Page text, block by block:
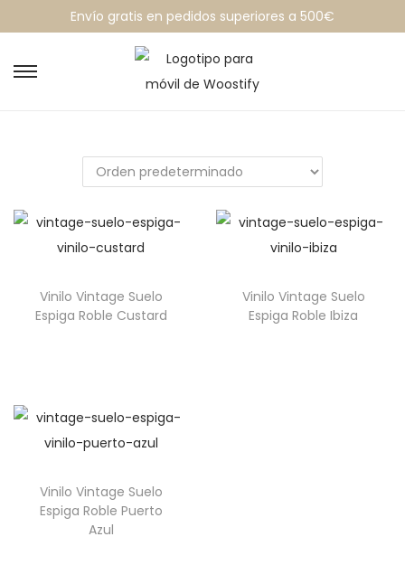
Envío gratis en pedidos superiores a 500€
Vinilo Vintage Suelo
Espiga Roble Custard
Vinilo Vintage Suelo
Espiga Roble Ibiza
Vinilo Vintage Suelo
Espiga Roble Puerto
Azul